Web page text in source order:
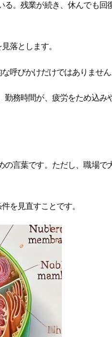
る。残業が続き、休んでも回
落とします。
呼びかけだけではありません
勤務時間が、疲労をため込み
の言葉です。ただし、職場で
を見直すことです。